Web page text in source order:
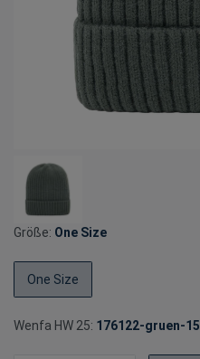
Größe: One Size
One Size
Wenfa HW 25: 176122-gruen-15